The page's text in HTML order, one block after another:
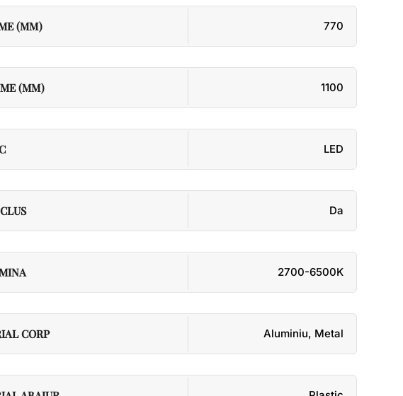
(MM) 770
(MM) 1100
LED
Da
2700-6500K
CORP Aluminiu, Metal